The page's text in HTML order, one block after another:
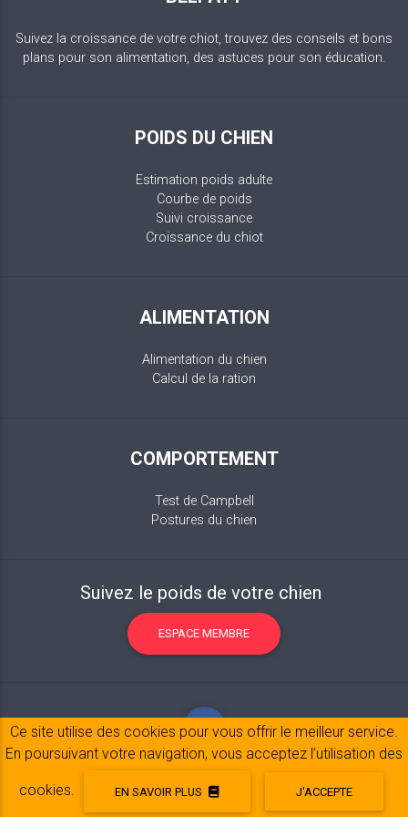
Suivez la croissance de votre chiot, trouvez des conseils et bons
plans pour son alimentation, des astuces pour son éducation.
POIDS DU CHIEN
Estimation poids adulte
Courbe de poids
Suivi croissance
Croissance du chiot
ALIMENTATION
Alimentation du chien
Calcul de la ration
COMPORTEMENT
Test de Campbell
Postures du chien
Suivez le poids de votre chien
ESPACE MEMBRE
Mentions légales© 2017-2020 Copyright:belpatt.fr
Ce site utilise des cookies pour vous offrir le meilleur service.
En poursuivant votre navigation, vous acceptez l’utilisation des
cookies. EN SAVOIR PLUS J'ACCEPTE